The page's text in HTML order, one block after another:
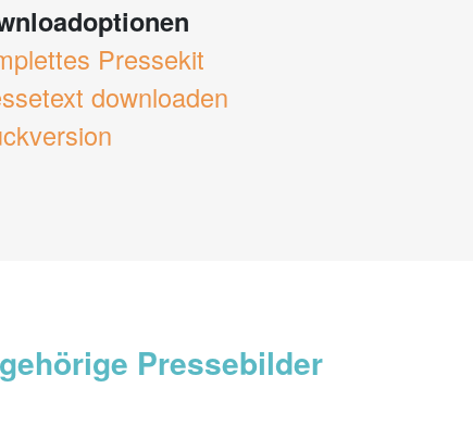
Pressekit
downloaden
Pressebilder